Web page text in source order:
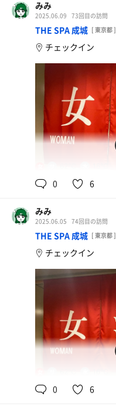
みみ
2025.06.09 73回目の訪問
THE SPA 成城 [ 東京都 ]
チェックイン
0 6
みみ
2025.06.05 74回目の訪問
THE SPA 成城 [ 東京都 ]
チェックイン
0 6